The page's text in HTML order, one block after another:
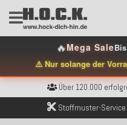
🔥Mega Sale
⚠️ Nur solange der
Kostenloser Versand
Über 120.000
Sicher bezahlen mit
Kostenloser Versand
Über 120.000
Stoffmuster-Service